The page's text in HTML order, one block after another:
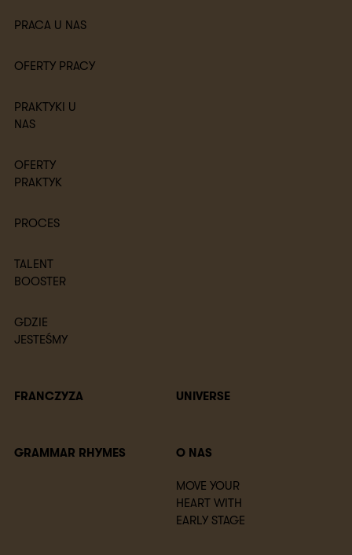
PRACA U NAS
OFERTY PRACY
PRAKTYKI U
NAS
OFERTY
PRAKTYK
PROCES
TALENT
BOOSTER
GDZIE
JESTEŚMY
FRANCZYZA UNIVERSE
GRAMMAR RHYMES O NAS
MOVE YOUR
HEART WITH
EARLY STAGE